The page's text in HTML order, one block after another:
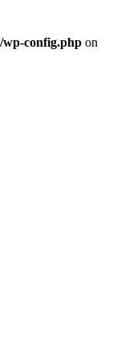
config.php on